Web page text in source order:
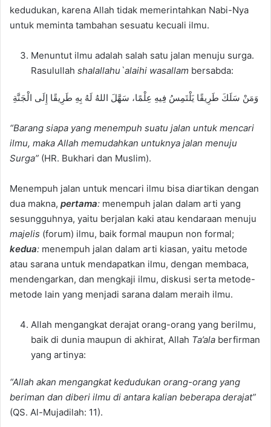
kedudukan, karena Allah tidak memerintahkan Nabi-Nya
untuk meminta tambahan sesuatu kecuali ilmu.
Menuntut ilmu adalah salah satu jalan menuju surga.
Rasulullah shalallahu`alaihi wasallam bersabda:
وَمَنْ سَلَكَ طَرِيقًا يَلْتَمِسُ فِيهِ عِلْمًا، سَهَّلَ اللهُ لَهُ بِهِ طَرِيقًا إِلَى الْجَنَّةِ
“Barang siapa yang menempuh suatu jalan untuk mencari
ilmu, maka Allah memudahkan untuknya jalan menuju
Surga” (HR. Bukhari dan Muslim).
Menempuh jalan untuk mencari ilmu bisa diartikan dengan
dua makna, pertama: menempuh jalan dalam arti yang
sesungguhnya, yaitu berjalan kaki atau kendaraan menuju
majelis (forum) ilmu, baik formal maupun non formal;
kedua: menempuh jalan dalam arti kiasan, yaitu metode
atau sarana untuk mendapatkan ilmu, dengan membaca,
mendengarkan, dan mengkaji ilmu, diskusi serta metode-
metode lain yang menjadi sarana dalam meraih ilmu.
Allah mengangkat derajat orang-orang yang berilmu,
baik di dunia maupun di akhirat, Allah Ta’ala berfirman
yang artinya:
“Allah akan mengangkat kedudukan orang-orang yang
beriman dan diberi ilmu di antara kalian beberapa derajat”
(QS. Al-Mujadilah: 11).